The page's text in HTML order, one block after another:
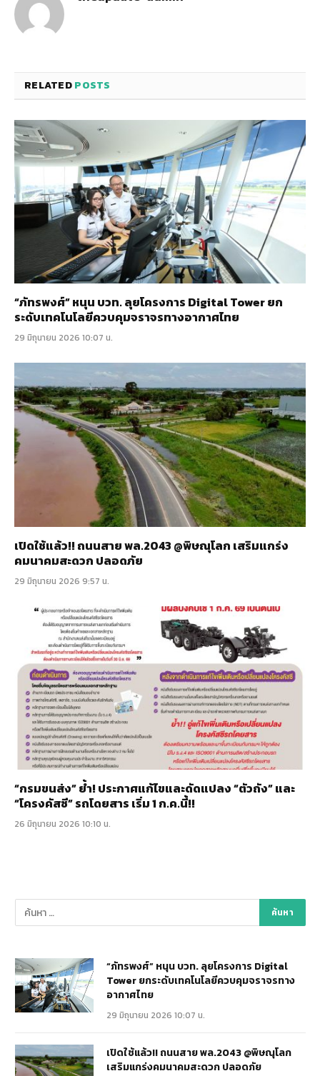
RELATEDPOSTS
“ภัทรพงศ์” หนุน บวท. ลุยโครงการ Digital Tower ยก
ระดับเทคโนโลยีควบคุมจราจรทางอากาศไทย
29 มิถุนายน 2026 10:07 น.
เปิดใช้แล้ว!! ถนนสาย พล.2043 @พิษณุโลก เสริมแกร่ง
คมนาคมสะดวก ปลอดภัย
29 มิถุนายน 2026 9:57 น.
“กรมขนส่ง” ย้ำ! ประกาศแก้ไขและดัดแปลง “ตัวถัง” และ
“โครงคัสซี” รถโดยสาร เริ่ม 1 ก.ค.นี้!!
26 มิถุนายน 2026 10:10 น.
“ภัทรพงศ์” หนุน บวท. ลุยโครงการ Digital
Tower ยกระดับเทคโนโลยีควบคุมจราจรทาง
อากาศไทย
29 มิถุนายน 2026 10:07 น.
เปิดใช้แล้ว!! ถนนสาย พล.2043 @พิษณุโลก
เสริมแกร่งคมนาคมสะดวก ปลอดภัย